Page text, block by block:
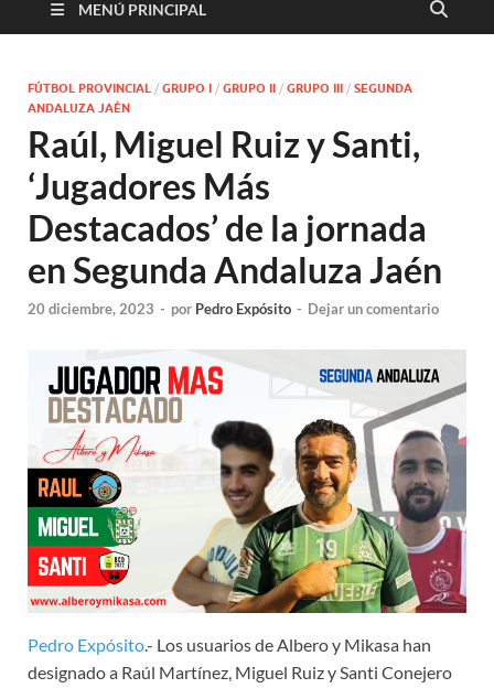
MENÚ PRINCIPAL
FÚTBOL PROVINCIAL / GRUPO I / GRUPO II / GRUPO III / SEGUNDA
ANDALUZA JAÉN
Raúl, Miguel Ruiz y Santi,
‘Jugadores Más
Destacados’ de la jornada
en Segunda Andaluza Jaén
20 diciembre, 2023 - por Pedro Expósito - Dejar un comentario
Pedro Expósito.- Los usuarios de Albero y Mikasa han
designado a Raúl Martínez, Miguel Ruiz y Santi Conejero